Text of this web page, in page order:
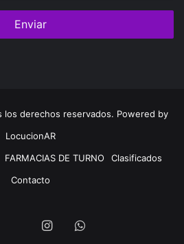
derechos reservados. Powered by
LocucionAR
FARMACIAS DE TURNO
Clasificados
Contacto
InstagramWhatsapp